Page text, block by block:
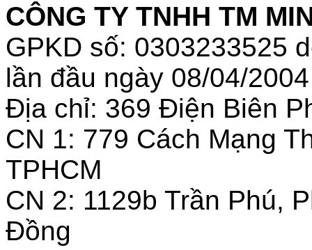
CÔNG TY TNHH TM
GPKD số: 0303233525
lần đầu ngày 08/04/2004
Địa chỉ: 369 Điện Biên
CN 1: 779 Cách Mạng
TPHCM
CN 2: 1129b Trần Phú,
Đồng